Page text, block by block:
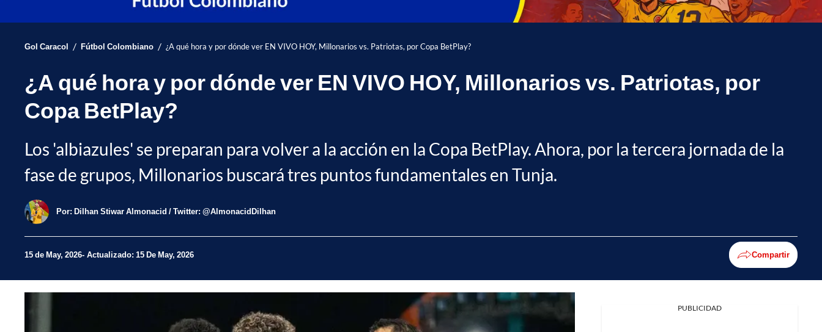
Gol Caracol / Fútbol Colombiano / ¿A qué hora y por dónde ver EN VIVO HOY, Millonarios vs. Patriotas, por Copa BetPlay?
¿A qué hora y por dónde ver EN VIVO HOY, Millonarios vs. Patriotas, por
Copa BetPlay?
Los 'albiazules' se preparan para volver a la acción en la Copa BetPlay. Ahora, por la tercera jornada de la
fase de grupos, Millonarios buscará tres puntos fundamentales en Tunja.
Por: Dilhan Stiwar Almonacid / Twitter: @AlmonacidDilhan
15 de May, 2026 Actualizado: 15 De May, 2026 Compartir
PUBLICIDAD